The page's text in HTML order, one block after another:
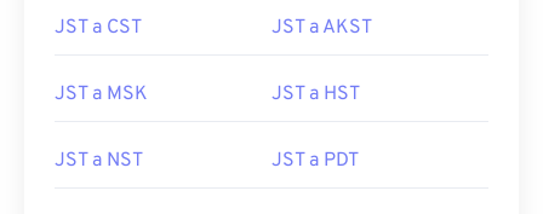
JST a CST JST a AKST
JST a MSK JST a HST
JST a NST JST a PDT